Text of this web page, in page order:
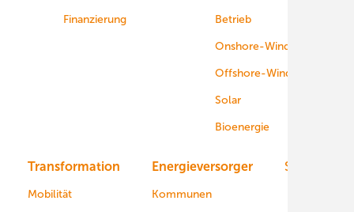
Finanzierung Betrieb
Onshore-Wind
Offshore-Wind
Solar
Bioenergie
Transformation
Mobilität
Energieversorger
Kommunen
Service